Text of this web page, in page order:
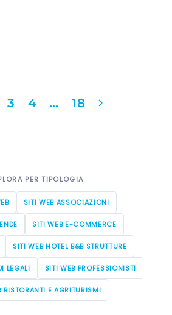
3 4 … 18
PER TIPOLOGIA
SITI WEB ASSOCIAZIONI
SITI WEB E-COMMERCE
SITI WEB HOTEL B&B STRUTTURE
LEGALI SITI WEB PROFESSIONISTI
RISTORANTI E AGRITURISMI